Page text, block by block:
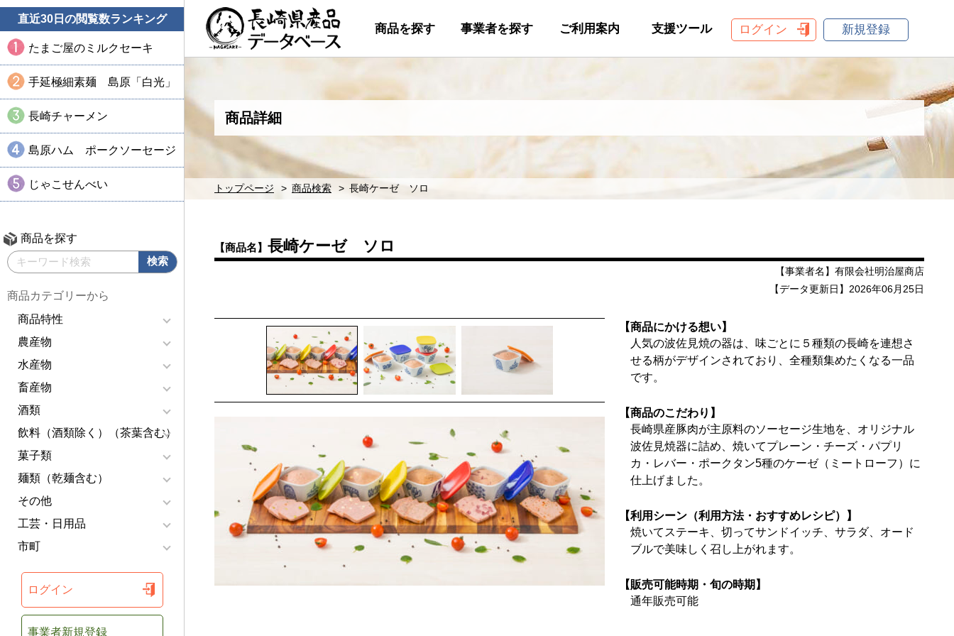
直近30日の閲覧数ランキング
たまご屋のミルクセーキ
手延極細素麺 島原「白光」
長崎チャーメン
島原ハム ポークソーセージ
じゃこせんべい
商品を探す
商品カテゴリーから
商品特性
農産物
水産物
畜産物
酒類
飲料（酒類除く）（茶葉含む）
菓子類
麺類（乾麺含む）
その他
工芸・日用品
市町
ログイン
事業者新規登録
商品を探す 事業者を探す ご利用案内 支援ツール ログイン 新規登録
商品詳細
トップページ 商品検索 長崎ケーゼ ソロ
【商品名】 長崎ケーゼ ソロ
【事業者名】有限会社明治屋商店
【データ更新日】2026年06月25日
【商品にかける想い】
人気の波佐見焼の器は、味ごとに５種類の長崎を連想さ
せる柄がデザインされており、全種類集めたくなる一品
です。
【商品のこだわり】
長崎県産豚肉が主原料のソーセージ生地を、オリジナル
波佐見焼器に詰め、焼いてプレーン・チーズ・パプリ
カ・レバー・ポークタン5種のケーゼ（ミートローフ）に
仕上げました。
【利用シーン（利用方法・おすすめレシピ）】
焼いてステーキ、切ってサンドイッチ、サラダ、オード
ブルで美味しく召し上がれます。
【販売可能時期・旬の時期】
通年販売可能